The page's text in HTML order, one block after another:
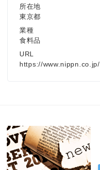
所在地
東京都
業種
食料品
URL
https://www.nippn.co.jp/